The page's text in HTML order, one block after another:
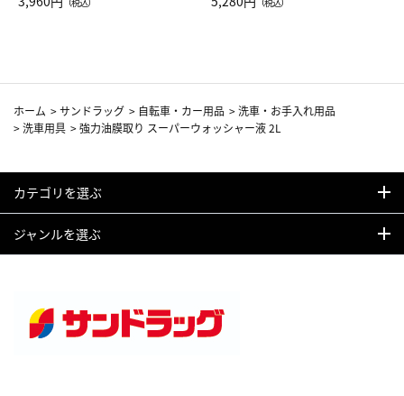
ホーム >サンドラッグ > 自転車・カー用品 >洗車・お手入れ用品
>洗車用具 >強力油膜取り スーパーウォッシャー液 2L
カテゴリを選ぶ
ジャンルを選ぶ